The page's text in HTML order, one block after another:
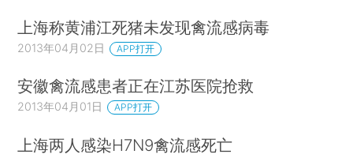
上海称黄浦江死猪未发现禽流感病毒
2013年04月02日 APP打开
安徽禽流感患者正在江苏医院抢救
2013年04月01日 APP打开
上海两人感染H7N9禽流感死亡